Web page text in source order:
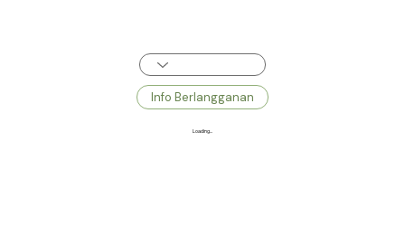
Info Berlangganan
Loading...